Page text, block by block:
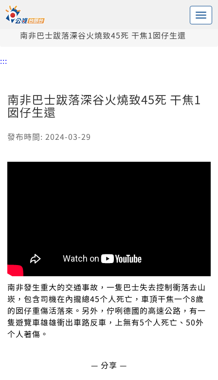
中央內容區塊
頭頁
南非巴士跋落深谷火燒致45死 干焦1囡仔生還
:::
南非巴士跋落深谷火燒致45死 干焦1
囡仔生還
發布時間: 2024-03-29
南非發生重大的交通事故，一隻巴士失去控制衝落去山
崁，包含司機在內攏總45个人死亡，車頂干焦一个8歲
的囡仔重傷活落來。另外，佇咧德國的高速公路，有一
隻遊覽車雄雄衝出車路反車，上無有5个人死亡、50外
个人著傷。
— 分享 —